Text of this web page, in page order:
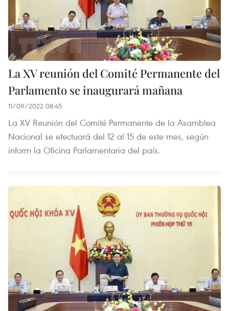
La XV reunión del Comité Permanente del
Parlamento se inaugurará mañana
11/09/2022 08:45
La XV Reunión del Comité Permanente de la Asamblea
Nacional se efectuará del 12 al 15 de este mes, según
inform la Oficina Parlamentaria del país.